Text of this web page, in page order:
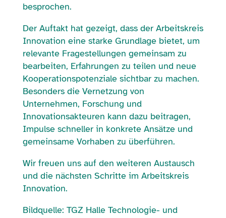
besprochen.
Der Auftakt hat gezeigt, dass der Arbeitskreis
Innovation eine starke Grundlage bietet, um
relevante Fragestellungen gemeinsam zu
bearbeiten, Erfahrungen zu teilen und neue
Kooperationspotenziale sichtbar zu machen.
Besonders die Vernetzung von
Unternehmen, Forschung und
Innovationsakteuren kann dazu beitragen,
Impulse schneller in konkrete Ansätze und
gemeinsame Vorhaben zu überführen.
Wir freuen uns auf den weiteren Austausch
und die nächsten Schritte im Arbeitskreis
Innovation.
Bildquelle: TGZ Halle Technologie- und